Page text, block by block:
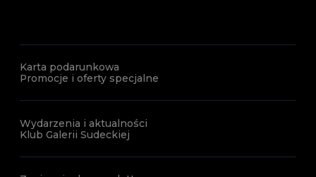
Karta podarunkowa
Promocje i oferty specjalne
Wydarzenia i aktualności
Klub Galerii Sudeckiej